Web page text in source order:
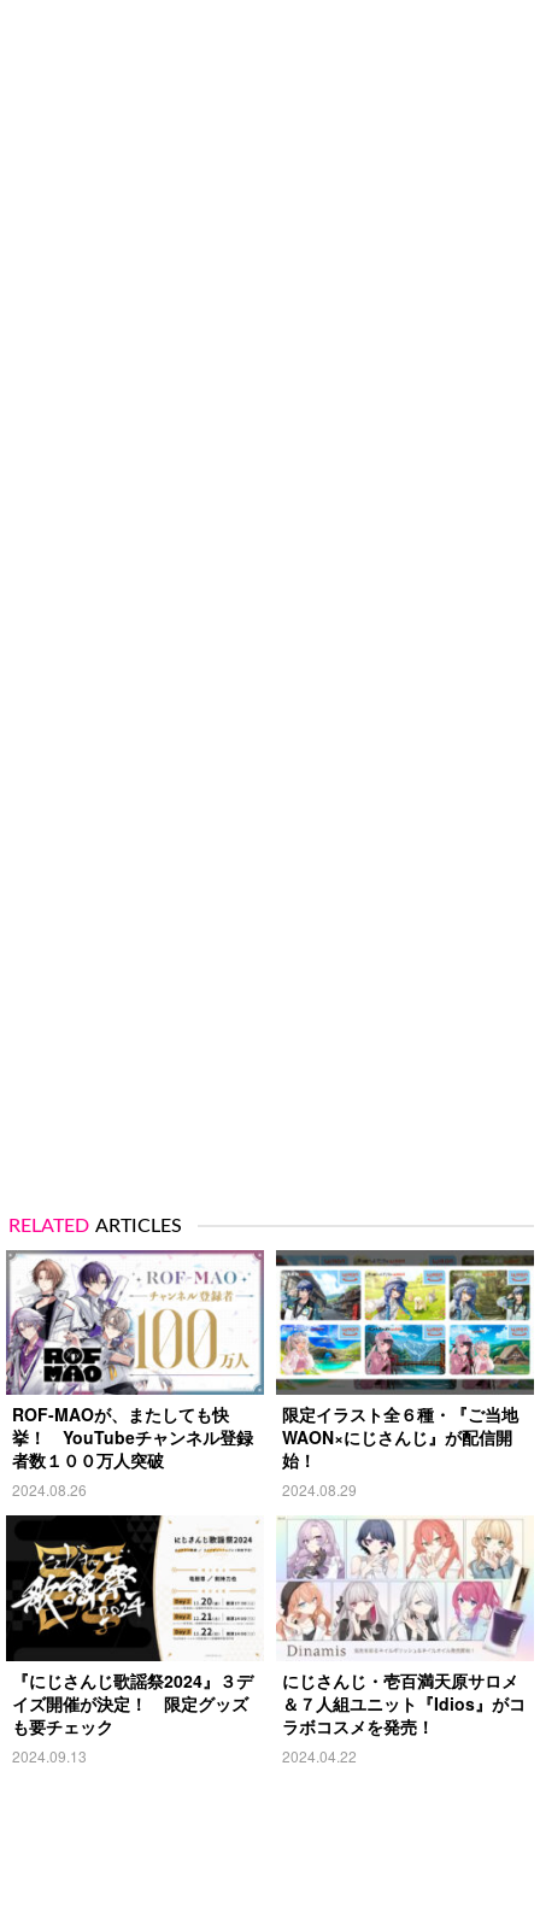
RELATED ARTICLES
ROF-MAOが、またしても快
挙！ YouTubeチャンネル登録
者数１００万人突破
2024.08.26
限定イラスト全６種・『ご当地
WAON×にじさんじ』が配信開
始！
2024.08.29
『にじさんじ歌謡祭2024』３デ
イズ開催が決定！ 限定グッズ
も要チェック
2024.09.13
にじさんじ・壱百満天原サロメ
＆７人組ユニット『Idios』がコ
ラボコスメを発売！
2024.04.22